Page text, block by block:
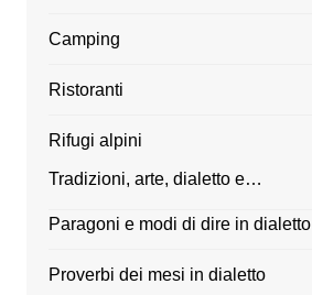
Camping
Ristoranti
Rifugi alpini
Tradizioni, arte, dialetto e…
Paragoni e modi di dire in dialetto
Proverbi dei mesi in dialetto